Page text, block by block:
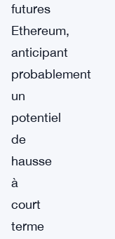
futures
Ethereum,
anticipant
probablement
un
potentiel
de
hausse
à
court
terme